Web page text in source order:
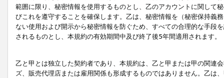
範囲に限り、秘密情報を使用するものとし、乙のアカウントに関して
びこれを遵守することを確保します。乙は、秘密情報を（秘密保持義
ない使用および開示から秘密情報を防ぐため、すべての合理的な手段
されるものとし、本規約の有効期間中及び終了後5年間適用されます。
乙と甲とは独立した契約者であり、本規約は、乙と甲または甲の関連
ズ、販売代理店または雇用関係も形成するものではありません。乙は